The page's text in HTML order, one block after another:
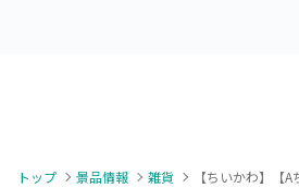
トップ 景品情報 雑貨